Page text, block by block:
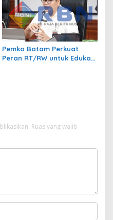
Pemko Batam Perkuat
Peran RT/RW untuk Edukasi
Ruas yang wajib